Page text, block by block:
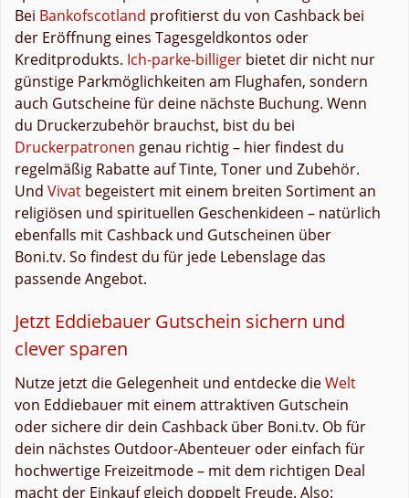
Bei Bankofscotland profitierst du von Cashback bei
der Eröffnung eines Tagesgeldkontos oder
Kreditprodukts. Ich-parke-billiger bietet dir nicht nur
günstige Parkmöglichkeiten am Flughafen, sondern
auch Gutscheine für deine nächste Buchung. Wenn
du Druckerzubehör brauchst, bist du bei
Druckerpatronen genau richtig – hier findest du
regelmäßig Rabatte auf Tinte, Toner und Zubehör.
Und Vivat begeistert mit einem breiten Sortiment an
religiösen und spirituellen Geschenkideen – natürlich
ebenfalls mit Cashback und Gutscheinen über
Boni.tv. So findest du für jede Lebenslage das
passende Angebot.
Jetzt Eddiebauer Gutschein sichern und
clever sparen
Nutze jetzt die Gelegenheit und entdecke dieWelt
von Eddiebauer mit einem attraktiven Gutschein
oder sichere dir dein Cashback über Boni.tv. Ob für
dein nächstes Outdoor-Abenteuer oder einfach für
hochwertige Freizeitmode – mit dem richtigen Deal
macht der Einkauf gleich doppelt Freude. Also: